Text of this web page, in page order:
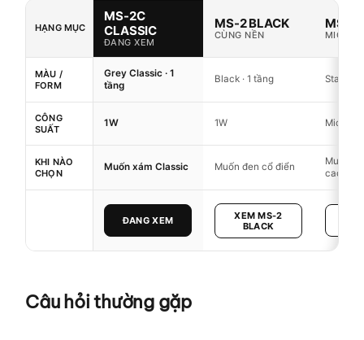
HẠNG MỤC
MS-2C
CLASSIC
ĐANG XEM
MS-2 BLACK
CÙNG NỀN
MS-4
MICRO
MÀU /
FORM
Grey Classic · 1
tầng
Black · 1 tầng Stack 2
CÔNG
SUẤT
1W 1W Micro
KHI NÀO
CHỌN
Muốn xám Classic Muốn đen cổ điển
Muốn
cao hơn
ĐANG XEM
XEM MS-2
BLACK
Câu hỏi thường gặp